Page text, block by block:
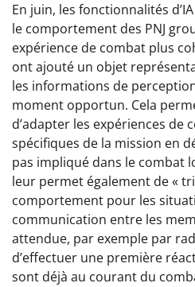
En juin, les fonctionnalités
le comportement des PNJ
expérience de combat plus
ont ajouté un objet
les informations de
moment opportun. Cela
d’adapter les expériences de
spécifiques de la mission en
pas impliqué dans le combat
leur permet également de «
comportement pour les
communication entre les
attendue, par exemple par
d’effectuer une première
sont déjà au courant du